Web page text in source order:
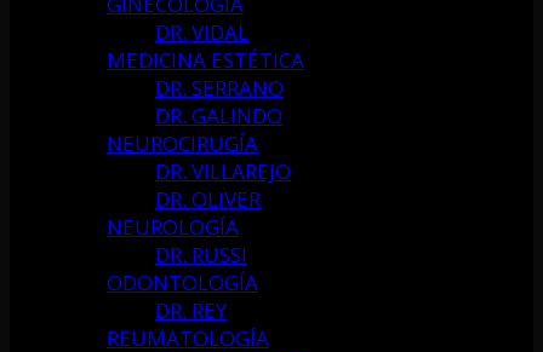
DR. VIDAL
MEDICINA ESTÉTICA
DR. SERRANO
DR. GALINDO
NEUROCIRUGÍA
DR. VILLAREJO
DR. OLIVER
NEUROLOGÍA
DR. RUSSI
ODONTOLOGÍA
DR. REY
REUMATOLOGÍA